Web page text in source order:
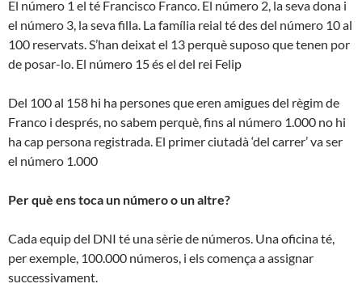
El número 1 el té Francisco Franco. El número 2, la seva dona i
el número 3, la seva filla. La família reial té des del número 10 al
100 reservats. S’han deixat el 13 perquè suposo que tenen por
de posar-lo. El número 15 és el del rei Felip
Del 100 al 158 hi ha persones que eren amigues del règim de
Franco i després, no sabem perquè, fins al número 1.000 no hi
ha cap persona registrada. El primer ciutadà ‘del carrer’ va ser
el número 1.000
Per què ens toca un número o un altre?
Cada equip del DNI té una sèrie de números. Una oficina té,
per exemple, 100.000 números, i els comença a assignar
successivament.